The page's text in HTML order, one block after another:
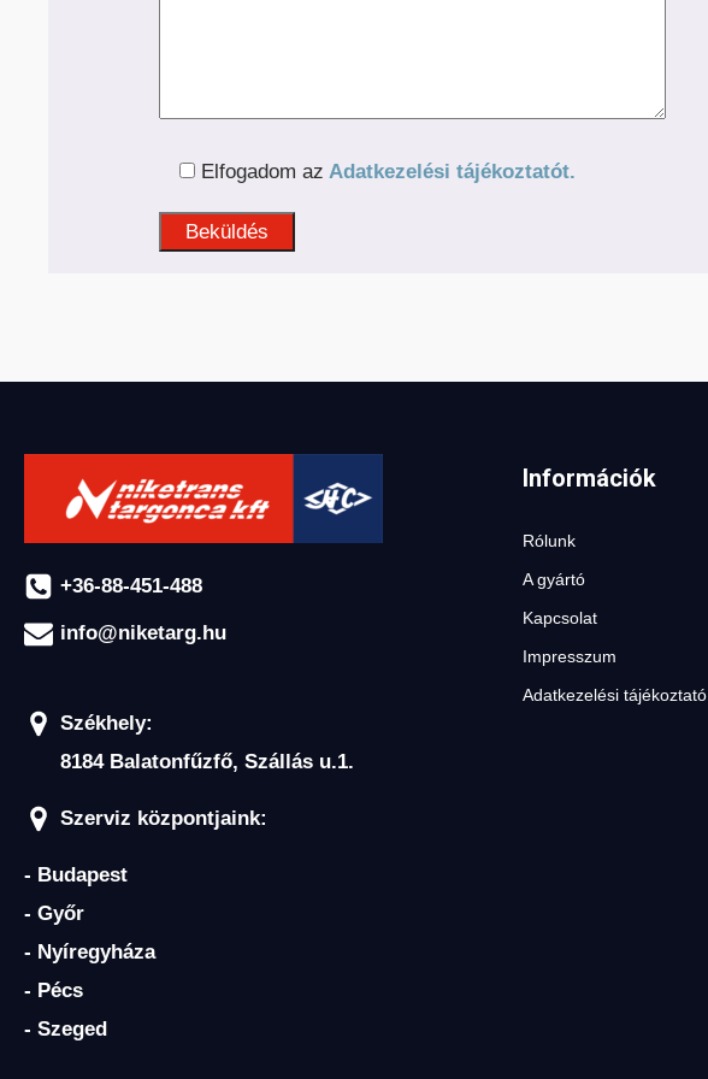
Elfogadom az Adatkezelési tájékoztatót.
+36-88-451-488
info@niketarg.hu
Székhely:
8184 Balatonfűzfő, Szállás u.1.
Szerviz központjaink:
- Budapest
- Győr
- Nyíregyháza
- Pécs
- Szeged
Információk
Rólunk
A gyártó
Kapcsolat
Impresszum
Adatkezelési tájékoztató